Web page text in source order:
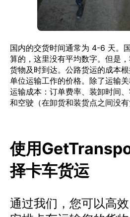
国内的交货时间通常为 4-6 天。
算的，这里没有平均数字。但是
货物及时到达。公路货运的成本
单位运输工作的价格。除了运输
运输成本：订单费率、装卸时间、
和空驶（在卸货和装货点之间没
使用
择卡车货运
通过我们，您可以高